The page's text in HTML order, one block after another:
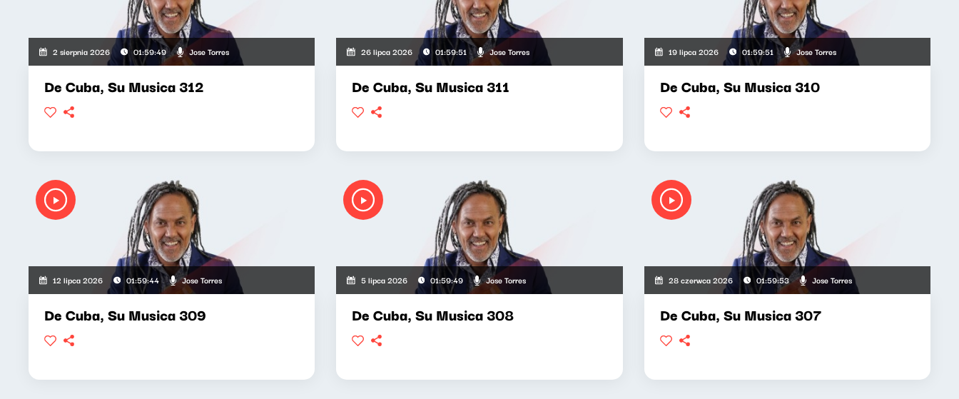
2 sierpnia 2026 01:59:49 Jose Torres
De Cuba, Su Musica 312
26 lipca 2026 01:59:51 Jose Torres
De Cuba, Su Musica 311
19 lipca 2026 01:59:51 Jose Torres
De Cuba, Su Musica 310
12 lipca 2026 01:59:44 Jose Torres
De Cuba, Su Musica 309
5 lipca 2026 01:59:49 Jose Torres
De Cuba, Su Musica 308
28 czerwca 2026 01:59:53 Jose Torres
De Cuba, Su Musica 307